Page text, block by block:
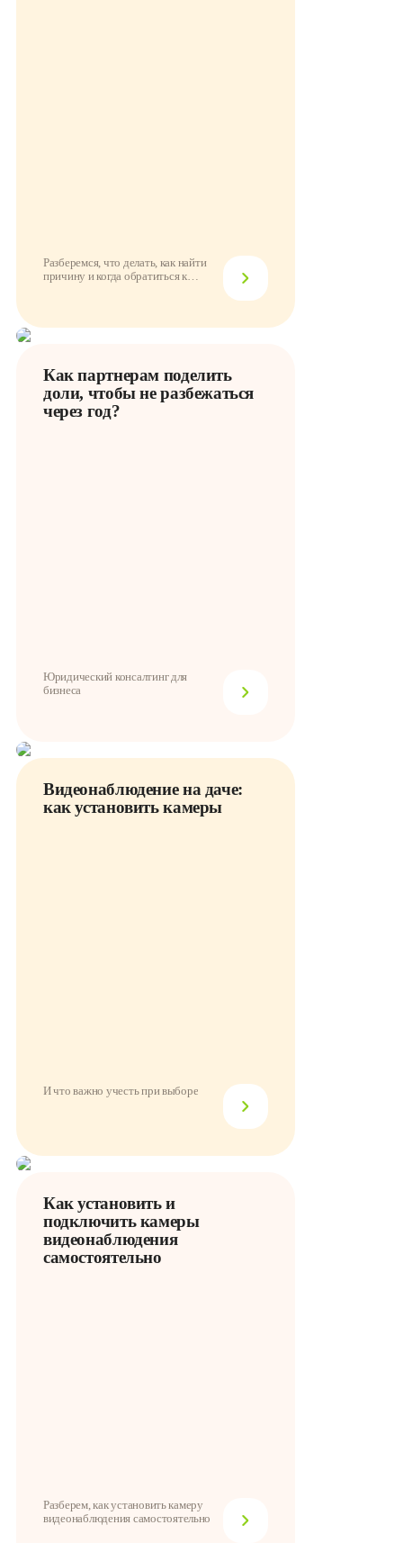
Разберемся, что делать, как найти
причину и когда обратиться к
Как партнерам поделить
доли, чтобы не разбежаться
через год?
Юридический консалтинг для
бизнеса
Видеонаблюдение на даче:
как установить камеры
И что важно учесть при выборе
Как установить и
подключить камеры
видеонаблюдения
самостоятельно
Разберем, как установить камеру
видеонаблюдения самостоятельно